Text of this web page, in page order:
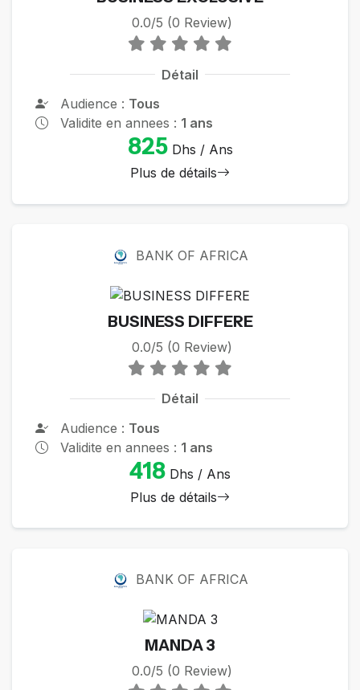
0.0/5 (0 Review)
Détail
Audience : Tous
Validite en annees : 1 ans
825Dhs / Ans
Plus de détails
BANK OF AFRICA
BUSINESS DIFFERE
0.0/5 (0 Review)
Détail
Audience : Tous
Validite en annees : 1 ans
418 Dhs / Ans
Plus de détails
BANK OF AFRICA
MANDA 3
0.0/5 (0 Review)